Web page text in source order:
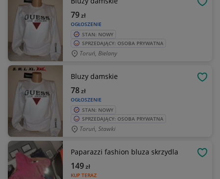
OGŁOSZENIE
79zł
STAN: NOWY
SPRZEDAJĄCY: OSOBA PRYWATNA
Toruń, Bielany
Bluzy damskie
OGŁOSZENIE
78zł
STAN: NOWY
SPRZEDAJĄCY: OSOBA PRYWATNA
Toruń, Stawki
Paparazzi fashion bluza skrzydla
KUP TERAZ
149zł